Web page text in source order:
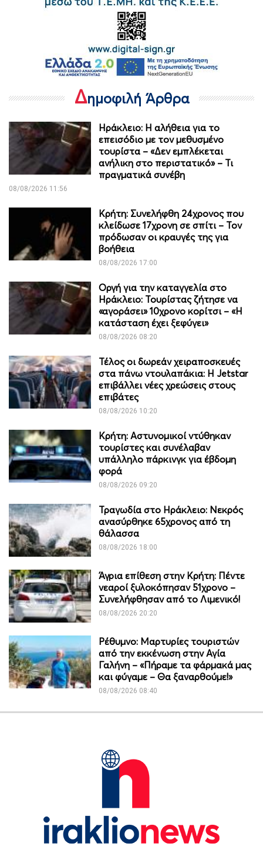
Δημοφιλή Άρθρα
Ηράκλειο: Η αλήθεια για το
επεισόδιο με τον μεθυσμένο
τουρίστα – «Δεν εμπλέκεται
ανήλικη στο περιστατικό» – Τι
πραγματικά συνέβη
08/08/2026 11:56
Κρήτη: Συνελήφθη 24χρονος που
κλείδωσε 17χρονη σε σπίτι – Τον
πρόδωσαν οι κραυγές της για
βοήθεια
08/08/2026 17:00
Οργή για την καταγγελία στο
Ηράκλειο: Τουρίστας ζήτησε να
«αγοράσει» 10χρονο κορίτσι – «Η
κατάσταση έχει ξεφύγει»
08/08/2026 08:20
Τέλος οι δωρεάν χειραποσκευές
στα πάνω ντουλαπάκια: Η Jetstar
επιβάλλει νέες χρεώσεις στους
επιβάτες
08/08/2026 10:20
Κρήτη: Αστυνομικοί ντύθηκαν
τουρίστες και συνέλαβαν
υπάλληλο πάρκινγκ για έβδομη
φορά
08/08/2026 09:20
Τραγωδία στο Ηράκλειο: Νεκρός
ανασύρθηκε 65χρονος από τη
θάλασσα
08/08/2026 18:00
Άγρια επίθεση στην Κρήτη: Πέντε
νεαροί ξυλοκόπησαν 51χρονο –
Συνελήφθησαν από το Λιμενικό!
08/08/2026 20:20
Ρέθυμνο: Μαρτυρίες τουριστών
από την εκκένωση στην Αγία
Γαλήνη – «Πήραμε τα φάρμακά μας
και φύγαμε – Θα ξαναρθούμε!»
08/08/2026 08:40